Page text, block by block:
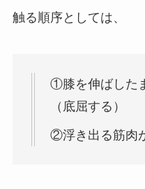
触る順序としては、
①膝を伸ばした
（底屈する）
②浮き出る筋肉